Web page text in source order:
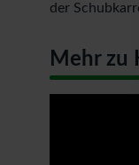
der
Mehr zu